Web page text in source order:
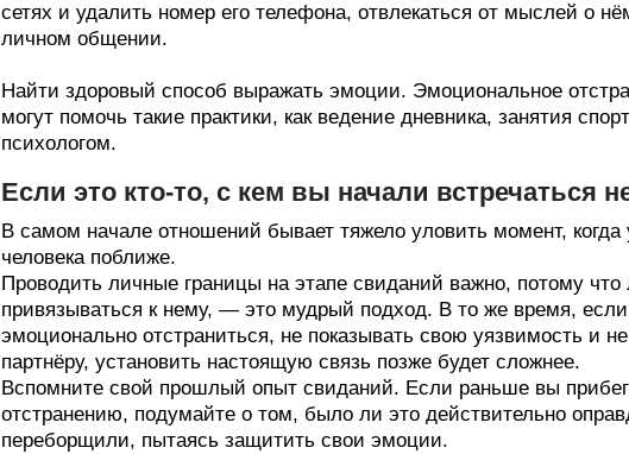
сетях и удалить номер его телефона, отвлекаться от мыслей о
личном общении.
Найти здоровый способ выражать эмоции. Эмоциональное
могут помочь такие практики, как ведение дневника, занятия
психологом.
Если это кто‑то, с кем вы начали встречаться
В самом начале отношений бывает тяжело уловить момент, когда
человека поближе.
Проводить личные границы на этапе свиданий важно, потому что
привязываться к нему, — это мудрый подход. В то же время,
эмоционально отстраниться, не показывать свою уязвимость и
партнёру, установить настоящую связь позже будет сложнее.
Вспомните свой прошлый опыт свиданий. Если раньше вы
отстранению, подумайте о том, было ли это действительно
переборщили, пытаясь защитить свои эмоции.